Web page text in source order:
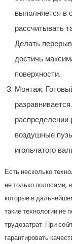
выполняется в
рассчитывать
Делать
достичь
поверхности.
Монтаж.
распределении
воздушные
игольчатого
Есть несколько
не только полосами,
которые в
такие технологии не
трудозатрат. При
гарантировать